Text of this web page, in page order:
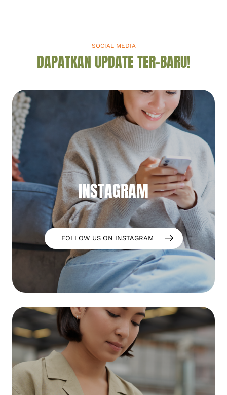
SOCIAL MEDIA
DAPATKAN UPDATE TER-BARU!
INSTAGRAM
FOLLOW US ON INSTAGRAM